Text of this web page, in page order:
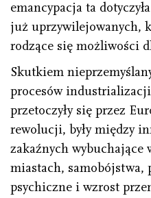
emancypacja ta
już uprzywilejowanych,
rodzące się możliwości
Skutkiem
procesów
przetoczyły się przez
rewolucji, były między
zakaźnych wybuchające
miastach, samobójstwa,
psychiczne i wzrost